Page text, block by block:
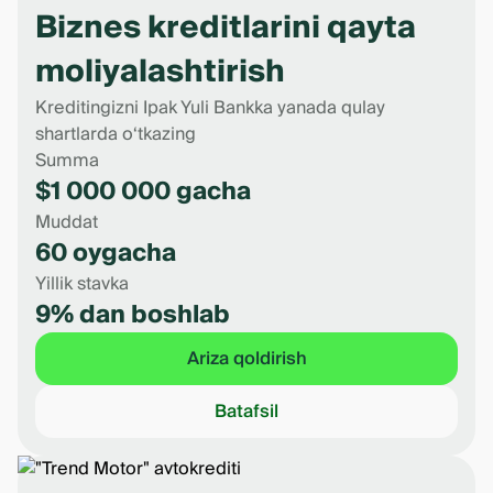
Biznes kreditlarini qayta
moliyalashtirish
Kreditingizni Ipak Yuli Bankka yanada qulay
shartlarda o‘tkazing
Summa
$1 000 000 gacha
Muddat
60 oygacha
Yillik stavka
9% dan boshlab
Ariza qoldirish
Batafsil